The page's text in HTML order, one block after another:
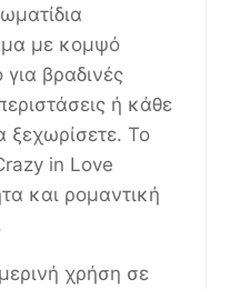
με κομψό
βραδινές
ή κάθε
ξεχωρίσετε. Το
in Love
και ρομαντική
χρήση σε